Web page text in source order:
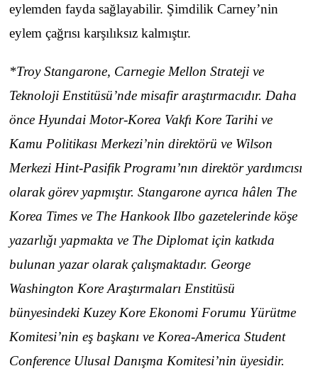
eylemden fayda sağlayabilir. Şimdilik Carney’nin
eylem çağrısı karşılıksız kalmıştır.
*Troy Stangarone, Carnegie Mellon Strateji ve
Teknoloji Enstitüsü’nde misafir araştırmacıdır. Daha
önce Hyundai Motor-Korea Vakfı Kore Tarihi ve
Kamu Politikası Merkezi’nin direktörü ve Wilson
Merkezi Hint-Pasifik Programı’nın direktör yardımcısı
olarak görev yapmıştır. Stangarone ayrıca hâlen The
Korea Times ve The Hankook Ilbo gazetelerinde köşe
yazarlığı yapmakta ve The Diplomat için katkıda
bulunan yazar olarak çalışmaktadır. George
Washington Kore Araştırmaları Enstitüsü
bünyesindeki Kuzey Kore Ekonomi Forumu Yürütme
Komitesi’nin eş başkanı ve Korea-America Student
Conference Ulusal Danışma Komitesi’nin üyesidir.